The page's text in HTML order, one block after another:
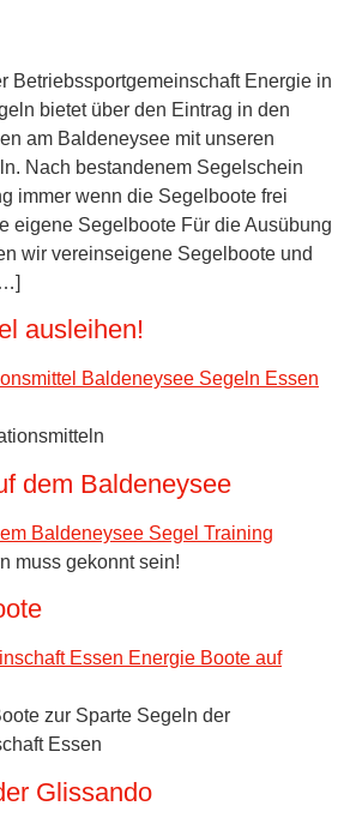
Betriebssportgemeinschaft Energie in
bietet über den Eintrag in den
am Baldeneysee mit unseren
Nach bestandenem Segelschein
immer wenn die Segelboote frei
eigene Segelboote Für die Ausübung
wir vereinseigene Segelboote und
ausleihen!
dem Baldeneysee
muss gekonnt sein!
zur Sparte Segeln der
Essen
Glissando